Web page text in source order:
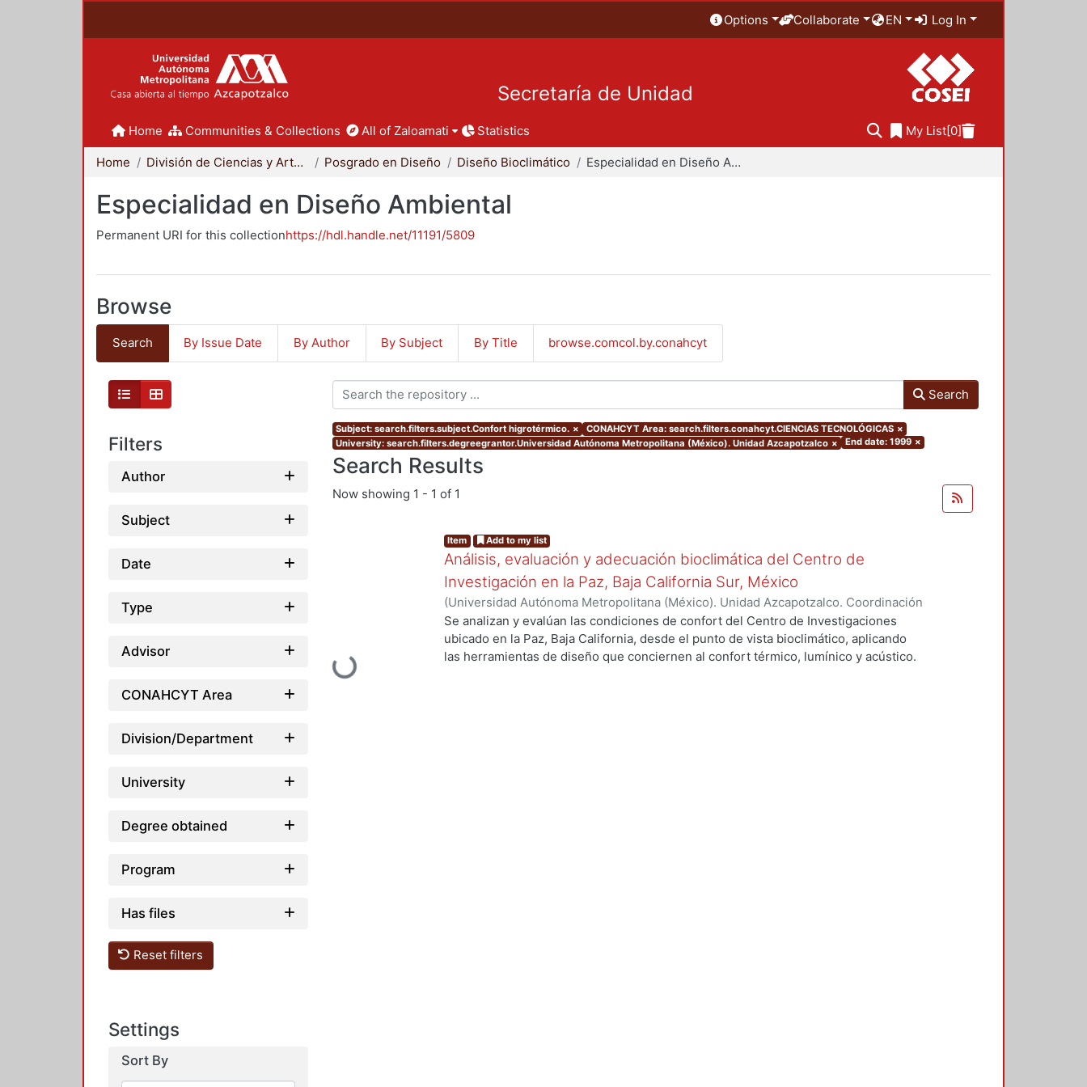
Options Collaborate EN Log In
Secretaría de Unidad
Home Communities & Collections All of Zaloamati Statistics My List[0]
Home División de Ciencias y Artes para el Diseño Posgrado en Diseño Diseño Bioclimático Especialidad en Diseño Ambiental
Especialidad en Diseño Ambiental
Permanent URI for this collectionhttps://hdl.handle.net/11191/5809
Browse
Search By Issue Date By Author By Subject By Title browse.comcol.by.conahcyt
Filters
Author
Subject
Date
Type
Advisor
CONAHCYT Area
Division/Department
University
Degree obtained
Program
Has files
Reset filters
Settings
Sort By
Search
Subject: search.filters.subject.Confort higrotérmico. × CONAHCYT Area: search.filters.conahcyt.CIENCIAS TECNOLÓGICAS ×
University: search.filters.degreegrantor.Universidad Autónoma Metropolitana (México). Unidad Azcapotzalco × End date: 1999 ×
Search Results
Now showing 1 - 1 of 1
Loading...
Item Add to my list
Análisis, evaluación y adecuación bioclimática del Centro de
Investigación en la Paz, Baja California Sur, México
(Universidad Autónoma Metropolitana (México). Unidad Azcapotzalco. Coordinación
de Servicios de Información.,1999-12 )García Tavera, José Luis
Se analizan y evalúan las condiciones de confort del Centro de Investigaciones
ubicado en la Paz, Baja California, desde el punto de vista bioclimático, aplicando
las herramientas de diseño que conciernen al confort térmico, lumínico y acústico.